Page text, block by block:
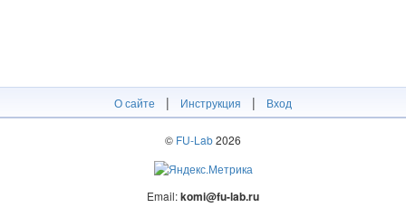
О сайте | Инструкция | Вход
© FU-Lab2026
Email:komi@fu-lab.ru